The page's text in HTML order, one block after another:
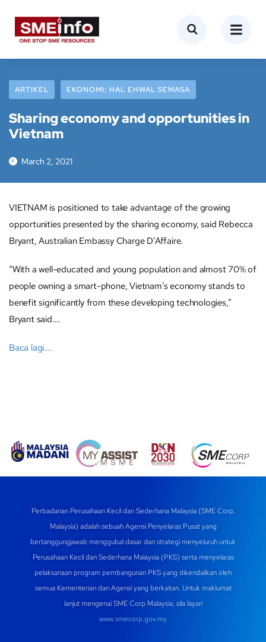
ARTIKEL EKONOMI: HAL EHWAL SEMASA
Sharing economy and opportunities in
Vietnam
March 2, 2021
VIETNAM is positioned to take advantage of the growing
opportunities presented by the sharing economy, said Rebecca
Bryant, Australian Embassy Charge D’Affaire.
“With a well-educated and young population and almost 70% of
people owning a smart-phone, Vietnam’s economy stands to
benefit significantly from these developing technologies,”
Bryant said….
Baca lagi….
Perbadanan Perusahaan Kecil dan Sederhana Malaysia (SME Corp.
Malaysia) adalah sebuah Agensi Penyelaras Pusat yang
bertanggungjawab menggubal dasar dan strategi menyeluruh untuk
Perusahaan Kecil dan Sederhana Malaysia (PKS) serta menyelaras
pelaksanaan program pembangunan PKS yang dikendalikan oleh
semua Kementerian dan Agensi yang berkaitan. Untuk maklumat
lanjut mengenai SME Corp Malaysia, sila layari
www.smecorp.gov.my